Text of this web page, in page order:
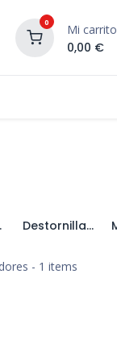
0 Mi carrito
0,00 €
Destornilladores y Atornilladores Eléctricos
- 1 items